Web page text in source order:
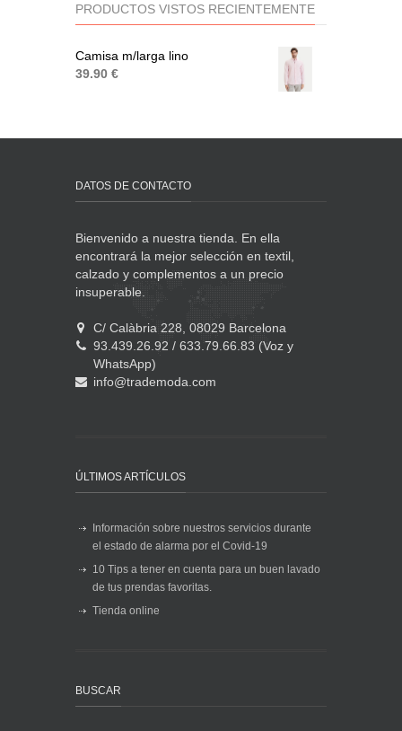
PRODUCTOS VISTOS RECIENTEMENTE
Camisa m/larga lino
39.90 €
DATOS DE CONTACTO
Bienvenido a nuestra tienda. En ella
encontrará la mejor selección en textil,
calzado y complementos a un precio
insuperable.
C/ Calàbria 228, 08029 Barcelona
93.439.26.92 / 633.79.66.83 (Voz y
WhatsApp)
info@trademoda.com
ÚLTIMOS ARTÍCULOS
Información sobre nuestros servicios durante
el estado de alarma por el Covid-19
10 Tips a tener en cuenta para un buen lavado
de tus prendas favoritas.
Tienda online
BUSCAR